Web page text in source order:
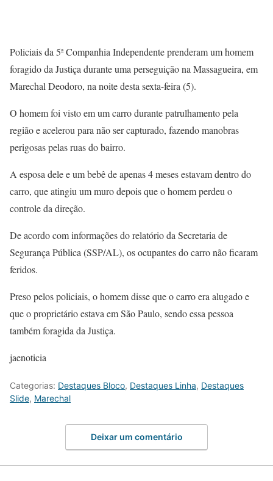
Policiais da 5ª Companhia Independente prenderam um homem
foragido da Justiça durante uma perseguição na Massagueira, em
Marechal Deodoro, na noite desta sexta-feira (5).
O homem foi visto em um carro durante patrulhamento pela
região e acelerou para não ser capturado, fazendo manobras
perigosas pelas ruas do bairro.
A esposa dele e um bebê de apenas 4 meses estavam dentro do
carro, que atingiu um muro depois que o homem perdeu o
controle da direção.
De acordo com informações do relatório da Secretaria de
Segurança Pública (SSP/AL), os ocupantes do carro não ficaram
feridos.
Preso pelos policiais, o homem disse que o carro era alugado e
que o proprietário estava em São Paulo, sendo essa pessoa
também foragida da Justiça.
jaenoticia
Categorias: Destaques Bloco, Destaques Linha, Destaques
Slide, Marechal
Deixar um comentário